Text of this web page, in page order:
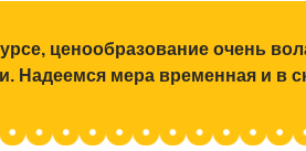
ценообразование очень
Надеемся мера временная и в